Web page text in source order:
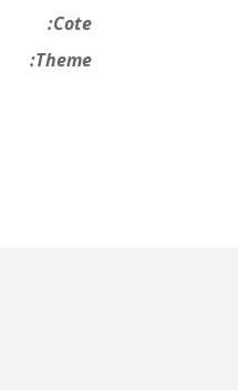
Cote:
Theme: